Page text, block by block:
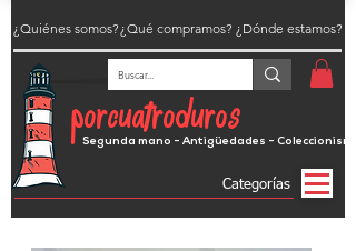
porcuatroduros
Segunda mano - Antigüedades - Coleccionismo
¿Dónde estamos?
¿Quiénes somos?
Categorías
¿Qué compramos?